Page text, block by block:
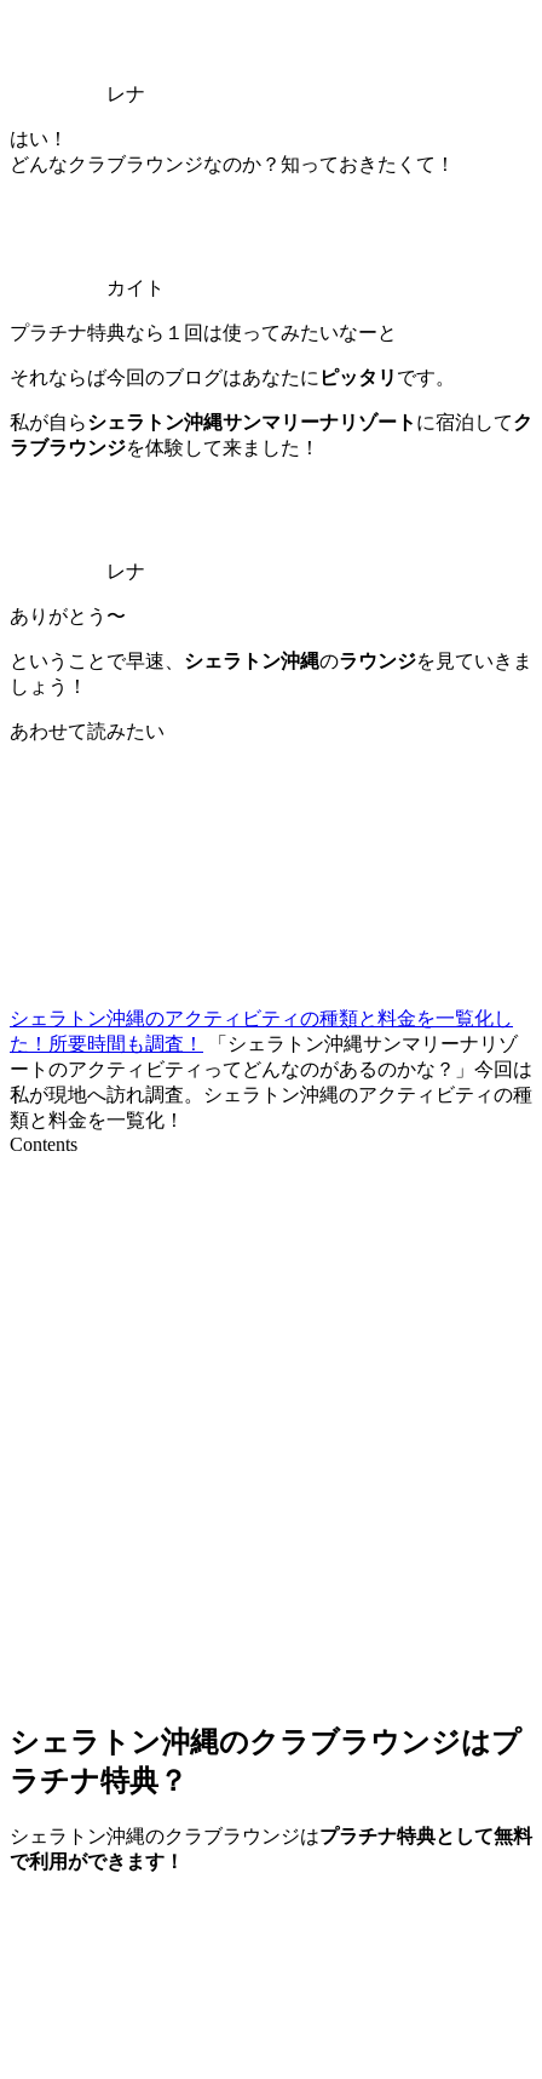
レナ
はい！
どんなクラブラウンジなのか？知っておきたくて！
カイト
プラチナ特典なら１回は使ってみたいなーと
それならば今回のブログはあなたに ピッタリ です。
私が自らシェラトン沖縄サンマリーナリゾート に宿泊してク
ラブラウンジを体験して来ました！
レナ
ありがとう〜
ということで早速、 シェラトン沖縄のラウンジを見ていきま
しょう！
あわせて読みたい
シェラトン沖縄のアクティビティの種類と料金を一覧化し
た！所要時間も調査！
「シェラトン沖縄サンマリーナリゾ
ートのアクティビティってどんなのがあるのかな？」今回は
私が現地へ訪れ調査。シェラトン沖縄のアクティビティの種
類と料金を一覧化！
Contents
シェラトン沖縄のクラブラウンジはプ
ラチナ特典？
シェラトン沖縄のクラブラウンジはプラチナ特典として無料
で利用ができます！